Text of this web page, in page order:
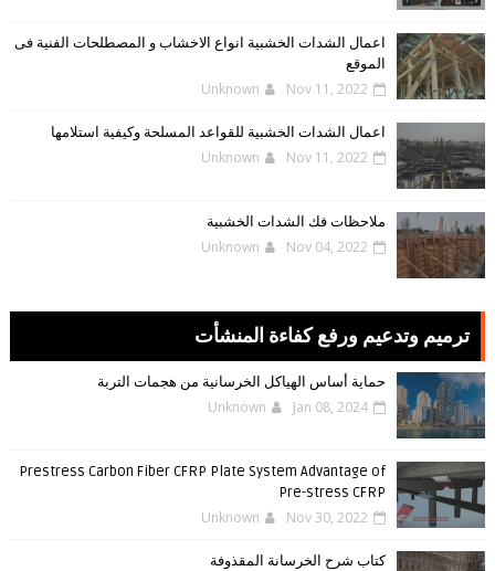
اعمال الشدات الخشبية انواع الاخشاب و المصطلحات الفنية فى
الموقع
Unknown Nov 11, 2022
اعمال الشدات الخشبية للقواعد المسلحة وكيفية استلامها
Unknown Nov 11, 2022
ملاحظات فك الشدات الخشبية
Unknown Nov 04, 2022
ترميم وتدعيم ورفع كفاءة المنشأت
حماية أساس الهياكل الخرسانية من هجمات التربة
Unknown Jan 08, 2024
Prestress Carbon Fiber CFRP Plate System Advantage of
Pre-stress CFRP
Unknown Nov 30, 2022
كتاب شرح الخرسانة المقذوفة